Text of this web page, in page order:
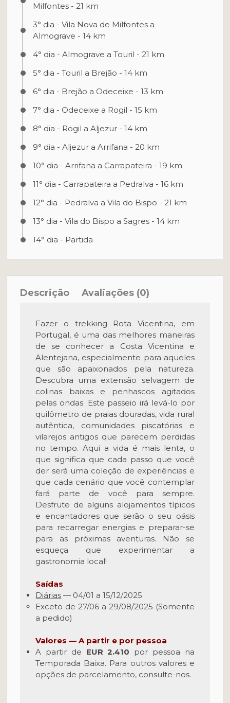
Milfontes - 21 km
3° dia - Vila Nova de Milfontes a
Almograve - 14 km
4° dia - Almograve a Touril - 21 km
5° dia - Touril a Brejão - 14 km
6° dia - Brejão a Odeceixe - 13 km
7° dia - Odeceixe a Rogil - 15 km
8° dia - Rogil a Aljezur - 14 km
9° dia - Aljezur a Arrifana - 20 km
10° dia - Arrifana a Carrapateira - 19 km
11° dia - Carrapateira a Pedralva - 16 km
12° dia - Pedralva a Vila do Bispo - 21 km
13° dia - Vila do Bispo a Sagres - 14 km
14° dia - Partida
Descrição Avaliações (0)
Fazer o trekking Rota Vicentina, em
Portugal, é uma das melhores maneiras
de se conhecer a Costa Vicentina e
Alentejana, especialmente para aqueles
que são apaixonados pela natureza.
Descubra uma extensão selvagem de
colinas baixas e penhascos agitados
pelas ondas. Este passeio irá levá-lo por
quilômetro de praias douradas, vida rural
autêntica, comunidades piscatórias e
vilarejos antigos que parecem perdidas
no tempo. Aqui a vida é mais lenta, o
que significa que cada passo que você
der será uma coleção de experiências e
que cada cenário que você contemplar
fará parte de você para sempre.
Desfrute de alguns alojamentos típicos
e encantadores que serão o seu oásis
para recarregar energias e preparar-se
para as próximas aventuras. Não se
esqueça que experimentar a
gastronomia local!
Saídas
Diárias — 04/01 a 15/12/2025
Exceto de 27/06 a 29/08/2025 (Somente
a pedido)
Valores — A partir e por pessoa
A partir de EUR 2.410 por pessoa na
Temporada Baixa. Para outros valores e
opções de parcelamento, consulte-nos.